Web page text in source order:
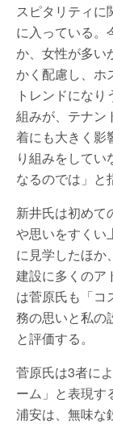
スピタリティに
に入っている。
か、女性が多い
かく配慮し、ホ
トレンドにな
組みが、テナン
着にも大きく影
り組みをしてい
なるのでは」と
新井氏は初めて
や思いをすくい
に見学したほか
建設に多くのア
は菅原氏も「コ
務の思いと私の
と評価する。
菅原氏は3者に
ーム」と表現す
浦安は、無味な